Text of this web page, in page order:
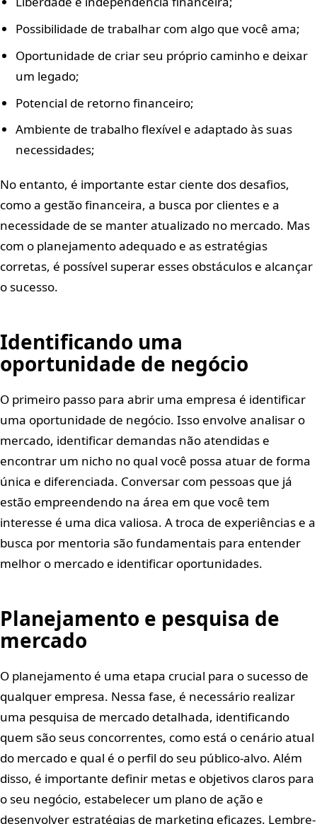
Possibilidade de trabalhar com algo que você ama;
Oportunidade de criar seu próprio caminho e deixar
um legado;
Potencial de retorno financeiro;
Ambiente de trabalho flexível e adaptado às suas
necessidades;
No entanto, é importante estar ciente dos desafios,
como a gestão financeira, a busca por clientes e a
necessidade de se manter atualizado no mercado. Mas
com o planejamento adequado e as estratégias
corretas, é possível superar esses obstáculos e alcançar
o sucesso.
Identificando uma
oportunidade de negócio
O primeiro passo para abrir uma empresa é identificar
uma oportunidade de negócio. Isso envolve analisar o
mercado, identificar demandas não atendidas e
encontrar um nicho no qual você possa atuar de forma
única e diferenciada. Conversar com pessoas que já
estão empreendendo na área em que você tem
interesse é uma dica valiosa. A troca de experiências e a
busca por mentoria são fundamentais para entender
melhor o mercado e identificar oportunidades.
Planejamento e pesquisa de
mercado
O planejamento é uma etapa crucial para o sucesso de
qualquer empresa. Nessa fase, é necessário realizar
uma pesquisa de mercado detalhada, identificando
quem são seus concorrentes, como está o cenário atual
do mercado e qual é o perfil do seu público-alvo. Além
disso, é importante definir metas e objetivos claros para
o seu negócio, estabelecer um plano de ação e
desenvolver estratégias de marketing eficazes. Lembre-